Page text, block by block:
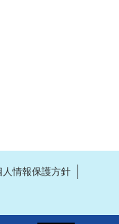
人情報保護方針